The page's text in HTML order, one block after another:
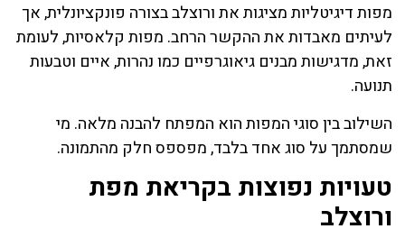
מפות דיגיטליות מציגות את ורוצלב בצורה פונקציונלית, אך
לעיתים מאבדות את ההקשר הרחב. מפות קלאסיות, לעומת
זאת, מדגישות מבנים גיאוגרפיים כמו נהרות, איים וטבעות
תנועה.
השילוב בין סוגי המפות הוא המפתח להבנה מלאה. מי
שמסתמך על סוג אחד בלבד, מפספס חלק מהתמונה.
טעויות נפוצות בקריאת מפת
ורוצלב